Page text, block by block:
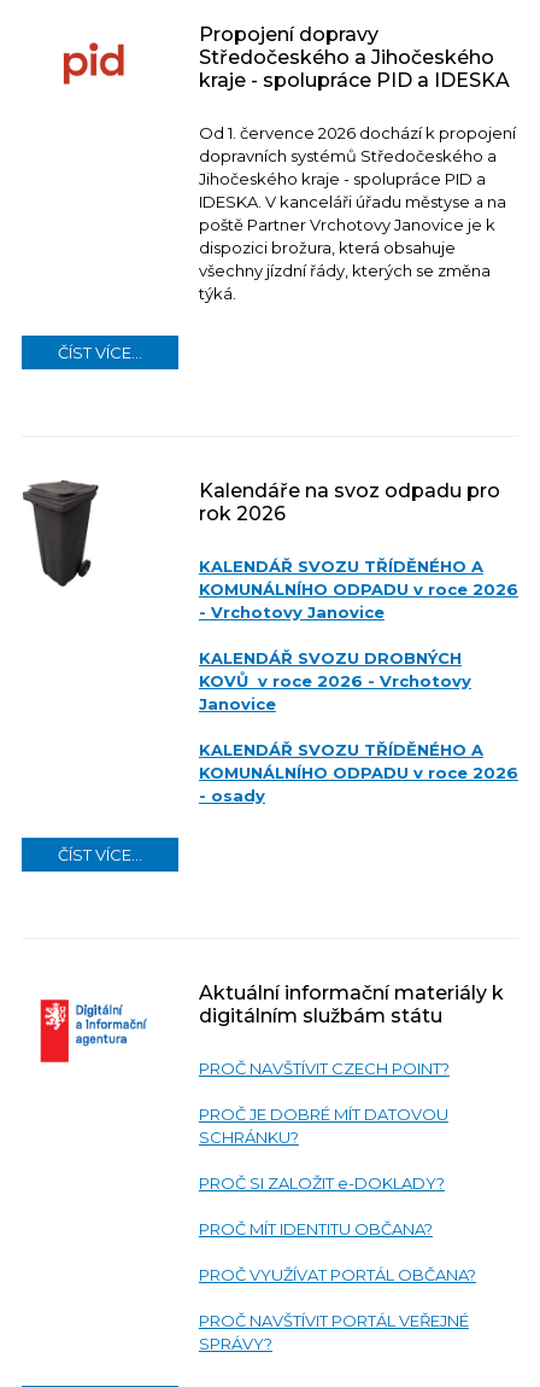
Propojení dopravy
Středočeského a Jihočeského
kraje - spolupráce PID a IDESKA
Od 1. července 2026 dochází k propojení
dopravních systémů Středočeského a
Jihočeského kraje - spolupráce PID a
IDESKA. V kanceláři úřadu městyse a na
poště Partner Vrchotovy Janovice je k
dispozici brožura, která obsahuje
všechny jízdní řády, kterých se změna
týká.
ČÍST VÍCE...
Kalendáře na svoz odpadu pro
rok 2026
KALENDÁŘ SVOZU TŘÍDĚNÉHO A
KOMUNÁLNÍHO ODPADU v roce 2026
- Vrchotovy Janovice
KALENDÁŘ SVOZU DROBNÝCH
KOVŮ v roce 2026 - Vrchotovy
Janovice
KALENDÁŘ SVOZU TŘÍDĚNÉHO A
KOMUNÁLNÍHO ODPADU v roce 2026
- osady
ČÍST VÍCE...
Aktuální informační materiály k
digitálním službám státu
PROČ NAVŠTÍVIT CZECH POINT?
PROČ JE DOBRÉ MÍT DATOVOU
SCHRÁNKU?
PROČ SI ZALOŽIT e-DOKLADY?
PROČ MÍT IDENTITU OBČANA?
PROČ VYUŽÍVAT PORTÁL OBČANA?
PROČ NAVŠTÍVIT PORTÁL VEŘEJNÉ
SPRÁVY?